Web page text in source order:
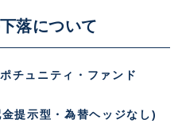
落について
チュニティ・ファンド
提示型・為替ヘッジなし)